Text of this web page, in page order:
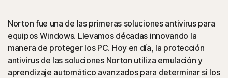
PUA
(Posibles aplicaciones no deseadas): Norton detecta las
aplicaciones o extensiones del navegador que crean
problemas y las desinstala.
Norton fue una de las primeras soluciones antivirus para
equipos Windows. Llevamos décadas innovando la
manera de proteger los PC. Hoy en día, la protección
antivirus de las soluciones Norton utiliza emulación y
aprendizaje automático avanzados para determinar si los